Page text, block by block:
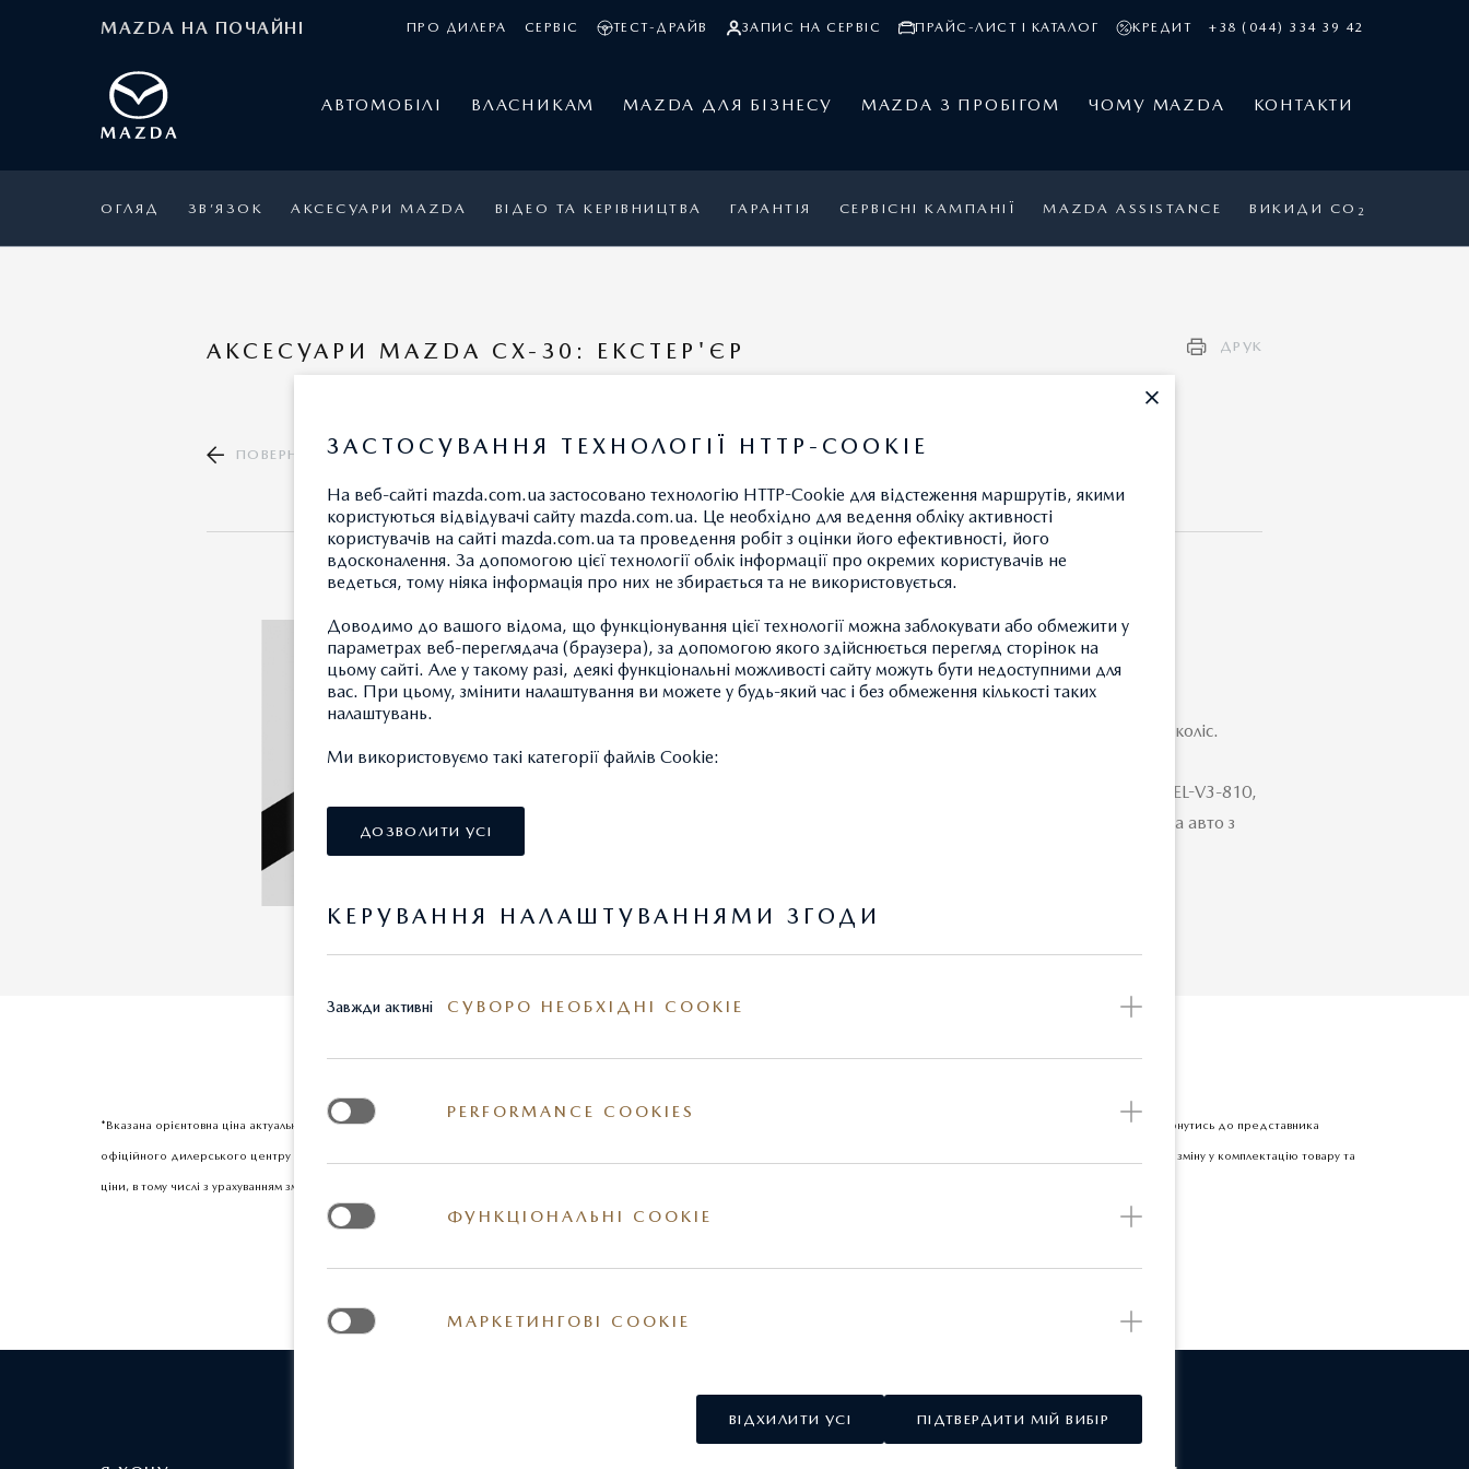
MAZDA НА ПОЧАЙНІ ПРО ДИЛЕРА СЕРВІС ТЕСТ-ДРАЙВ ЗАПИС НА СЕРВІС ПРАЙС-ЛИСТ І КАТАЛОГ КРЕДИТ +38 (044) 334 39 42
АВТОМОБІЛІ ВЛАСНИКАМ MAZDA ДЛЯ БІЗНЕСУ MAZDA З ПРОБІГОМ ЧОМУ MAZDA КОНТАКТИ
ОГЛЯД ЗВ’ЯЗОК АКСЕСУАРИ MAZDA ВІДЕО ТА КЕРІВНИЦТВА ГАРАНТІЯ СЕРВІСНІ КАМПАНІЇ MAZDA ASSISTANCE ВИКИДИ CO 2
АКСЕСУАРИ MAZDA CX-30: ЕКСТЕР'ЄР
ПОВЕРНУТИСЯ ДО КАТАЛОГУ АКСЕСУАРІВ
ДРУК
КОЛІСНІ ГАЙКИ, НАБІР З 5 ШТ.
555.71 ГРН.*
Оригінальні колісні гайки для кріплення оригінальних коліс.
17мм. 4 шт. потрібні для встановлення аксесуарів: BDEL-V3-810,
BDEL-V3-810 -BL, BDMC-V3-810, BDMC-V3-810 -TG на авто з
Артикул: 410077023
*Вказана орієнтовна ціна актуальна на момент оновлення інформації на сайті. За більш детальною інформацією стосовно вартості та наявності конкретної одиниці товару прохання звернутись до представника
офіційного дилерського центру Mazda. Реальні кольори та деякі зовнішні та / або внутрішні елементи обладнання можуть відрізнятись. Постачальник залишає за собою право вносити зміну у комплектацію товару та
ціни, в тому числі з урахуванням змін міжбанківського курсу долару США.
ЗАСТОСУВАННЯ ТЕХНОЛОГІЇ HTTP-COOKIE
На веб-сайті mazda.com.ua застосовано технологію HTTP-Cookie для відстеження маршрутів, якими
користуються відвідувачі сайту mazda.com.ua. Це необхідно для ведення обліку активності
користувачів на сайті mazda.com.ua та проведення робіт з оцінки його ефективності, його
вдосконалення. За допомогою цієї технології облік інформації про окремих користувачів не
ведеться, тому ніяка інформація про них не збирається та не використовується.
Доводимо до вашого відома, що функціонування цієї технології можна заблокувати або обмежити у
параметрах веб-переглядача (браузера), за допомогою якого здійснюється перегляд сторінок на
цьому сайті. Але у такому разі, деякі функціональні можливості сайту можуть бути недоступними для
вас. При цьому, змінити налаштування ви можете у будь-який час і без обмеження кількості таких
налаштувань.
Ми використовуємо такі категорії файлів Cookie:
ДОЗВОЛИТИ УСІ
КЕРУВАННЯ НАЛАШТУВАННЯМИ ЗГОДИ
Завжди активні СУВОРО НЕОБХІДНІ COOKIE
PERFORMANCE COOKIES
ФУНКЦІОНАЛЬНІ COOKIE
МАРКЕТИНГОВІ COOKIE
ВІДХИЛИТИ УСІ ПІДТВЕРДИТИ МІЙ ВИБІР